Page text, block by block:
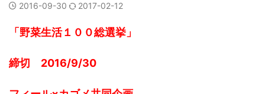
2016-09-30 2017-02-12
「野菜生活１００総選挙」
締切 2016/9/30